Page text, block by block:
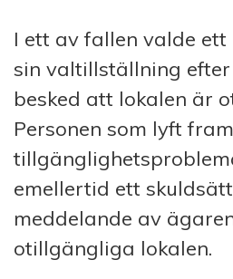
I ett av fallen valde
sin valtillställning
besked att lokalen är
Personen som lyft fram
emellertid ett
meddelande av
otillgängliga lokalen.